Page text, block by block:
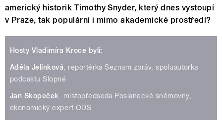
americký historik Timothy Snyder, který dnes vystoupí
v Praze, tak populární i mimo akademické prostředí?
Hosty Vladimíra Kroce byli:
Adéla Jelínková, reportérka Seznam zpráv, spoluautorka
podcastu Slopné
Jan Skopeček, místopředseda Poslanecké sněmovny,
ekonomický expert ODS